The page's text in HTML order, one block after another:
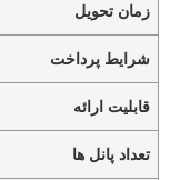
زمان تحویل
شرایط پرداخت
قابلیت ارائه
تعداد پانل ها